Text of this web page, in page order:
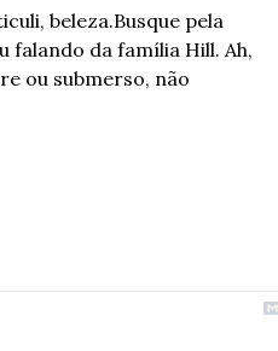
beleza.
falando da família Hill. Ah,
ou submerso, não